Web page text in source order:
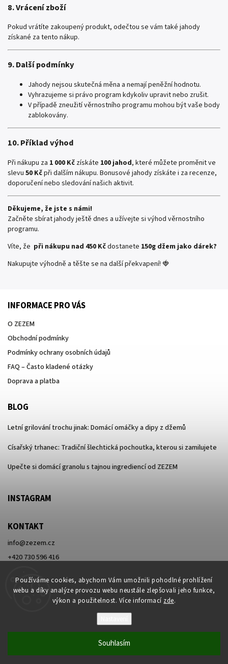
Používáme cookies, abychom Vám umožnili pohodlné prohlížení
webu a díky analýze provozu webu neustále zlepšovali jeho funkce,
výkon a použitelnost. Více informací zde.
Souhlasím
8. Vrácení zboží
Pokud vrátíte zakoupený produkt, odečtou se vám také jahody
získané za tento nákup.
9. Další podmínky
Jahody nejsou skutečná měna a nemají peněžní hodnotu.
Vyhrazujeme si právo program kdykoliv upravit nebo zrušit.
V případě zneužití věrnostního programu mohou být vaše body
zablokovány.
10. Příklad výhod
Při nákupu za 1 000 Kč získáte 100 jahod, které můžete proměnit ve
slevu 50 Kčpři dalším nákupu. Bonusové jahody získáte i za recenze,
doporučení nebo sledování našich aktivit.
Děkujeme, že jste s námi!
Začněte sbírat jahody ještě dnes a užívejte si výhod věrnostního
programu.
Víte, že při nákupu nad 450 Kčdostanete 150g džem jako dárek?
Nakupujte výhodně a těšte se na další překvapení! 🍓
INFORMACE PRO VÁS
O ZEZEM
Obchodní podmínky
Podmínky ochrany osobních údajů
FAQ – Často kladené otázky
Doprava a platba
BLOG
Letní grilování trochu jinak: Domácí omáčky a dipy z džemů
Císařský trhanec: Tradiční šlechtická pochoutka, kterou si zamilujete
Upečte si domácí granolu s tajnou ingrediencí od ZEZEM
INSTAGRAM
KONTAKT
info@zezem.cz
+420 730 596 416
Copyright 2026ZEZEM. Všechna práva vyhrazena.
Shoptet| Design